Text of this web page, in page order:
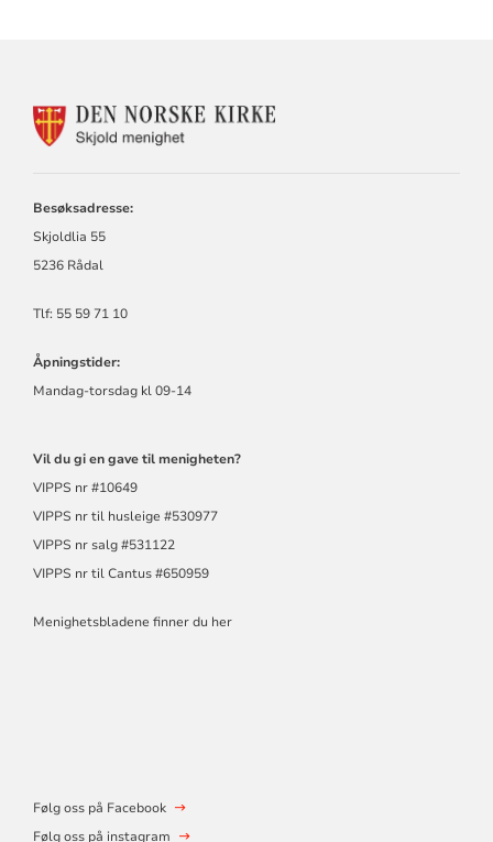
KONTAKTINFORMASJON
Besøksadresse:
Skjoldlia 55
5236 Rådal
Tlf: 55 59 71 10
Åpningstider:
Mandag-torsdag kl 09-14
Vil du gi en gave til menigheten?
VIPPS nr #10649
VIPPS nr til husleige #530977
VIPPS nr salg #531122
VIPPS nr til Cantus #650959
Menighetsbladene finner du her
Følg oss på Facebook
Følg oss på instagram